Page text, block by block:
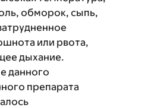
обморок, сыпь,
или рвота,
дыхание.
данного
препарата